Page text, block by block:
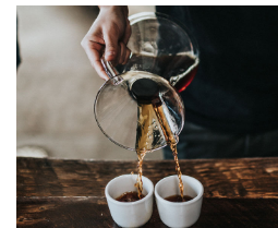
EVENTS
MLDPODCAST
VIDEOS
MLDPOINTS